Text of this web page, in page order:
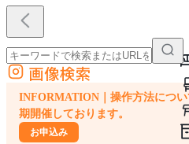
外部サイトの商品をカートに追加
他のサイトで見つけた商品ページのURLを貼り付け
画像検索
INFORMATION｜操作方法につ
期開催しております。
お申込み